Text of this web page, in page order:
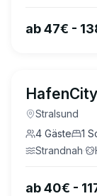
ab 47€ -
Stralsund
4 Gäste 1
Strandnah·
ab 40€ -